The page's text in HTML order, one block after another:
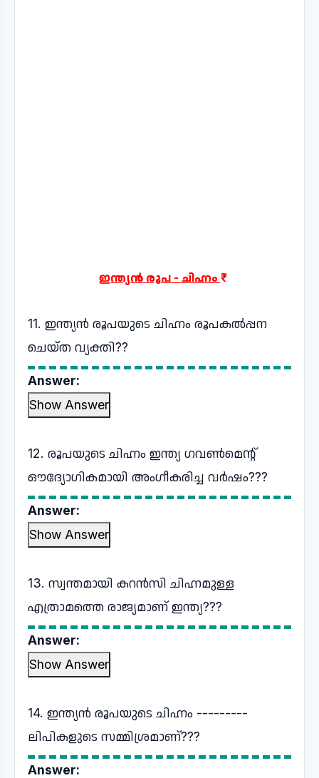
ഇന്ത്യൻ രൂപ - ചിഹ്നം ₹
11. ഇന്ത്യൻ രൂപയുടെ ചിഹ്നം രൂപകൽപ്പന
ചെയ്ത വ്യക്തി??
Answer:
Show Answer
12. രൂപയുടെ ചിഹ്നം ഇന്ത്യ ഗവൺമെന്റ്
ഔദ്യോഗികമായി അംഗീകരിച്ച വർഷം???
Answer:
Show Answer
13. സ്വന്തമായി കറൻസി ചിഹ്നമുള്ള
എത്രാമത്തെ രാജ്യമാണ് ഇന്ത്യ???
Answer:
Show Answer
14. ഇന്ത്യൻ രൂപയുടെ ചിഹ്നം ---------
ലിപികളുടെ സമ്മിശ്രമാണ്???
Answer: